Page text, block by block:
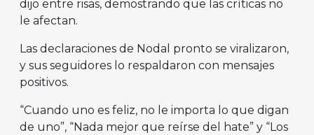
dijo entre risas, demostrando que las críticas no
le afectan.
Las declaraciones de Nodal pronto se viralizaron,
y sus seguidores lo respaldaron con mensajes
positivos.
“Cuando uno es feliz, no le importa lo que digan
de uno”, “Nada mejor que reírse del hate” y “Los